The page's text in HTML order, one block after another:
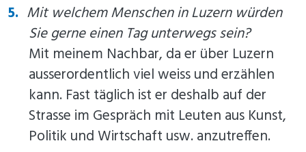
Mit welchem Menschen in Luzern würden
Sie gerne einen Tag unterwegs sein?
Mit meinem Nachbar, da er über Luzern
ausserordentlich viel weiss und erzählen
kann. Fast täglich ist er deshalb auf der
Strasse im Gespräch mit Leuten aus Kunst,
Politik und Wirtschaft usw. anzutreffen.